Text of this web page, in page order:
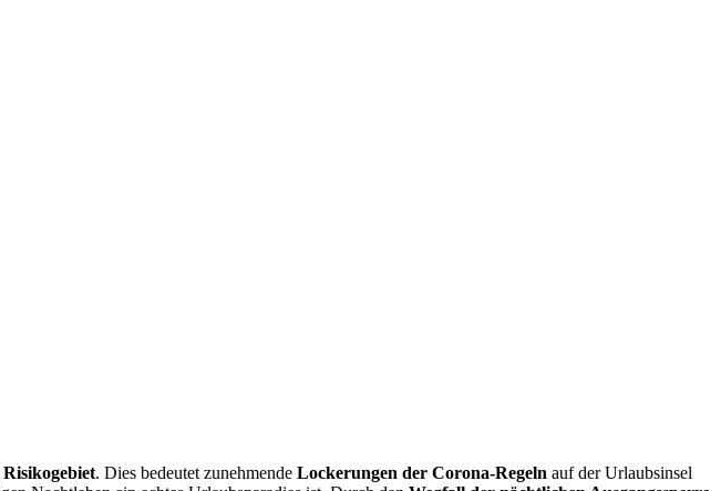
. Dies bedeutet zunehmende Lockerungen der Corona-Regeln auf der Urlaubsinsel